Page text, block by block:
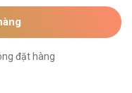
đặt hàng